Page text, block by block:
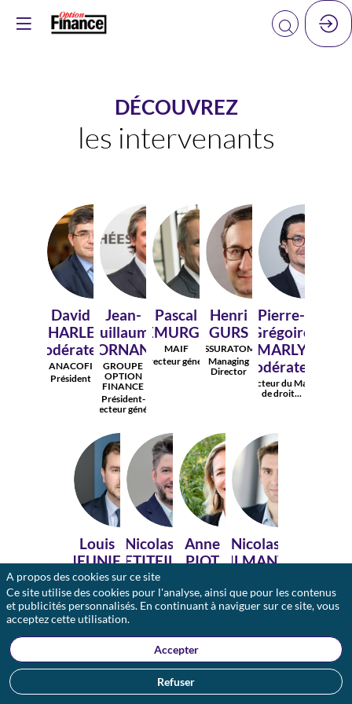
DÉCOUVREZ
les intervenants
DC(
David
CHARLET
(Modérateur)
ANACOFI
Président
JD
Jean-
Guillaume
d'ORNANO
GROUPE
OPTION
FINANCE
Président-
directeur général
PD
Pascal
DEMURGER
MAIF
Directeur général
HG
Henri
GURS
ASSURATOME
Managing
Director
PM(
Pierre-
Grégoire
MARLY
(Modérateur)
Directeur du Master
de droit...
LM
Louis
MEUNIER
VINCI
ENERGIES
Directeur des
assurances
NP
Nicolas
PETITFILS
ALLIANZ
TRADE
Responsable du
département...
APD
Anne
PIOT
Vice-
présidente
NT
Nicolas
TILMANT-
AXA XL
Head of Major
A propos des cookies sur ce site
Ce site utilise des cookies pour l'analyse, ainsi que pour les contenus
et publicités personnalisés. En continuant à naviguer sur ce site, vous
acceptez cette utilisation.
Accepter
Refuser